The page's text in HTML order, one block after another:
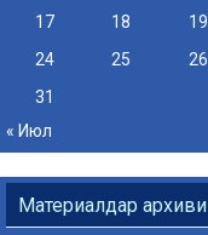
17
18 19
24
25 26
31
« Июл
Материалдар архиви